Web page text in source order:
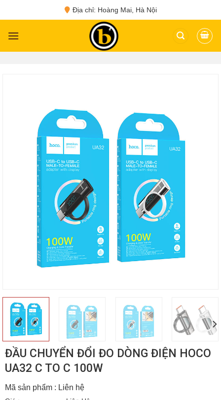
to
content
Địa chỉ: Hoàng Mai, Hà Nội
ĐẦU CHUYỂN ĐỔI ĐO DÒNG ĐIỆN HOCO
UA32 C TO C 100W
Mã sản phẩm : Liên hệ